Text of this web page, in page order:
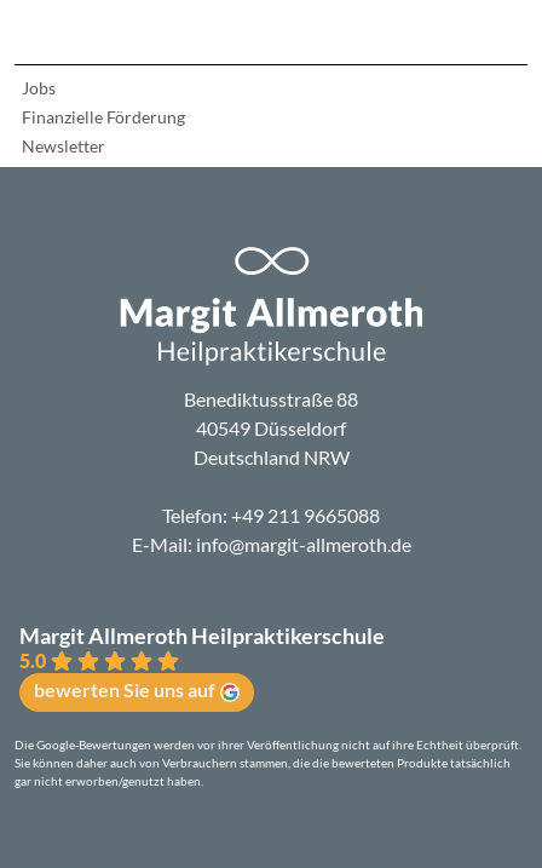
Jobs
Finanzielle Förderung
Newsletter
Margit Allmeroth Heilpraktikerschule
5.0
bewerten Sie uns auf
Die Google-Bewertungen werden vor ihrer Veröffentlichung nicht auf ihre Echtheit überprüft.
Sie können daher auch von Verbrauchern stammen, die die bewerteten Produkte tatsächlich
gar nicht erworben/genutzt haben.
Benediktusstraße 88
40549 Düsseldorf
Deutschland NRW
Telefon: +49 211 9665088
E-Mail: info@margit-allmeroth.de